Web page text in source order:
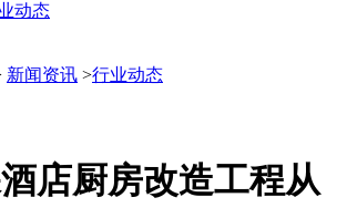
动态
新闻资讯 >行业动态
店厨房改造工程从